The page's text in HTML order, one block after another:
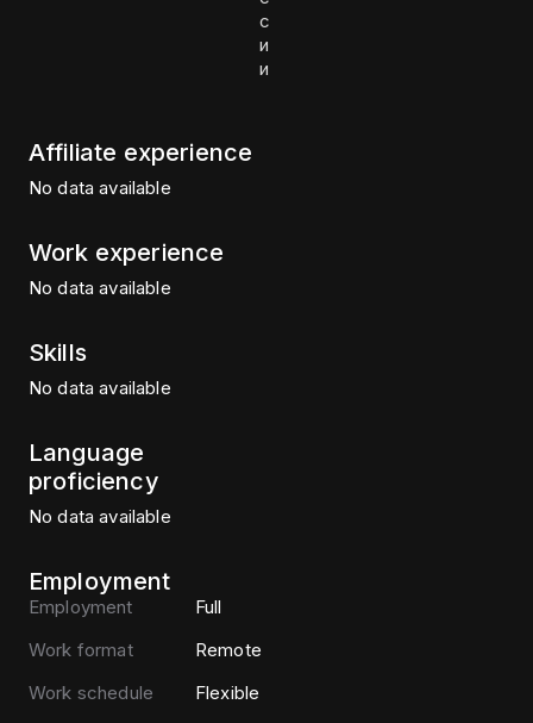
с
и
и
Affiliate experience
No data available
Work experience
No data available
Skills
No data available
Language
proficiency
No data available
Employment
Employment
Full
Work format
Remote
Work schedule
Flexible